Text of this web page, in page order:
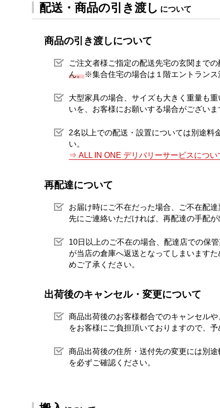
配送・商品の引き渡し について
商品の引き渡しについて
ご注文者様ご指定の配送先宅の玄関まで
ん。※集合住宅の場合は１階エントランス
大型家具の場合、サイズも大きく重量も
いを、お客様にお願いする場合がございま
2名以上での配送・設置については別途料
い。
⇒ ALL IN ONE デリバリーサービスについ
再配達について
お届け時にご不在だった場合、ご不在配
先にご連絡いただければ、再配達の手配
10日以上のご不在の場合、配達店での保
が当店の倉庫へ返送となってしまいます
めご了承ください。
出荷後のキャンセル・変更について
商品出荷後のお客様都合でのキャンセル
をお客様にご負担頂いておりますので、
商品出荷後の住所・送付先の変更には別
を必ずご確認ください。